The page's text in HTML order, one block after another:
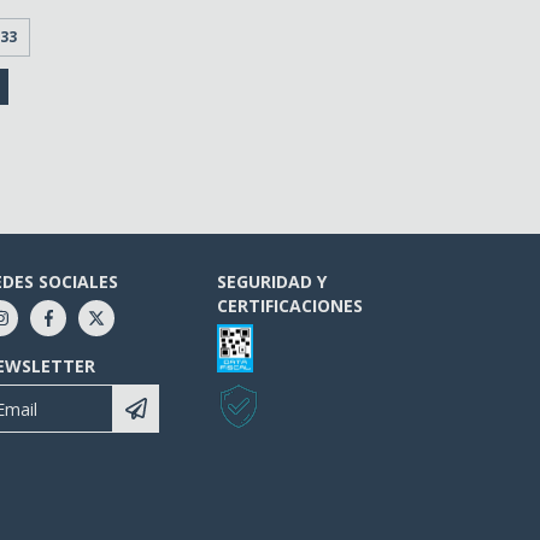
SOCIALES
SEGURIDAD Y
CERTIFICACIONES